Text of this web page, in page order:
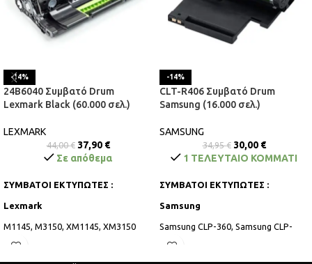
-14%
24B6040 Συμβατό Drum
Lexmark Black (60.000 σελ.)
LEXMARK
44,00€ 37,90 €
Σε απόθεμα
ΣΥΜΒΑΤΟΙ ΕΚΤΥΠΩΤΕΣ :
Lexmark
M1145, M3150, XM1145, XM3150
-14%
CLT-R406 Συμβατό Drum
Samsung (16.000 σελ.)
SAMSUNG
34,95€ 30,00 €
1 ΤΕΛΕΥΤΑΙΟ ΚΟΜΜΑΤΙ
ΣΥΜΒΑΤΟΙ ΕΚΤΥΠΩΤΕΣ :
Samsung
Samsung CLP-360, Samsung CLP-
365, Samsung CLP-365W, Samsung